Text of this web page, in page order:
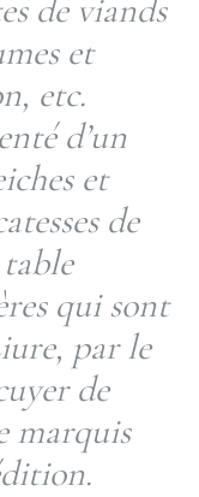
de viands
et
etc.
d’un
et
de
qui sont
par le
de
marquis